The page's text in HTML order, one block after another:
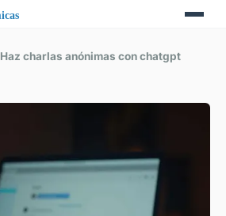
Haz charlas anónimas con chatgpt